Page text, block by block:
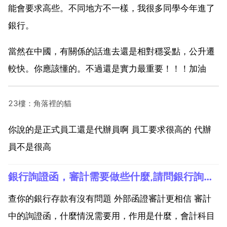
能會要求高些。不同地方不一樣，我很多同學今年進了
銀行。
當然在中國，有關係的話進去還是相對穩妥點，公升遷
較快。你應該懂的。不過還是實力最重要！！！加油
23樓：角落裡的貓
你說的是正式員工還是代辦員啊 員工要求很高的 代辦
員不是很高
銀行詢證函，審計需要做些什麼,請問銀行詢證函是什麼要怎麼弄？
查你的銀行存款有沒有問題 外部函證審計更相信 審計
中的詢證函，什麼情況需要用，作用是什麼，會計科目